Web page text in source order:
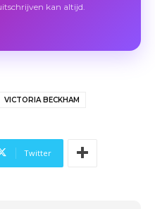
kan altijd.
VICTORIA BECKHAM
Twitter